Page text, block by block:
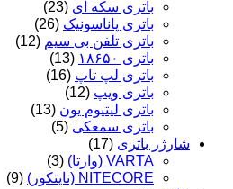
باتری سکه ای (23)
باتری پاناسونیک (26)
باتری تلفن بی سیم (12)
باتری ۱۸۶۵۰
(13)
باتری لپ تاپ (16)
باتری ویپ (12)
باتری لیتیوم یون (13)
باتری سمعکی (5)
شارژر باتری (17)
VARTA (وارتا)
(3)
NITECORE (نایتکور)
(9)